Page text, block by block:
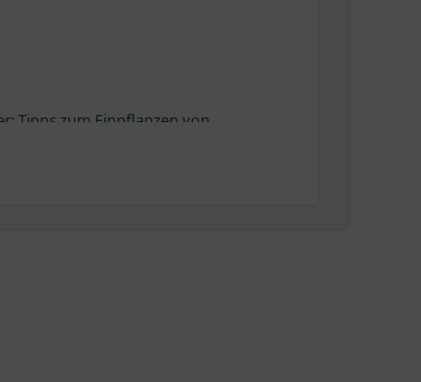
Tipps zum Einpflanzen von
wie
teurer ist.
und, je nach Größe des